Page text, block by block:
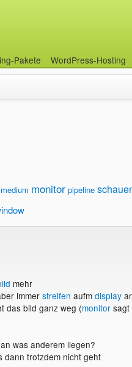
Pakete WordPress-Hosting
monitor pipeline
mehr
immer streifen aufm display
das bild ganz weg (monitorsagt
was anderem liegen?
dann trotzdem nicht geht